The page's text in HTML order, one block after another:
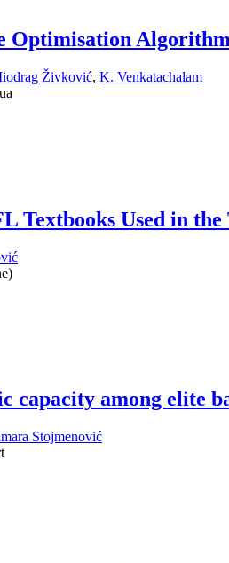
Optimisation
Živković, K. Venkatachalam
Textbooks Used in
capacity among elite
Stojmenović